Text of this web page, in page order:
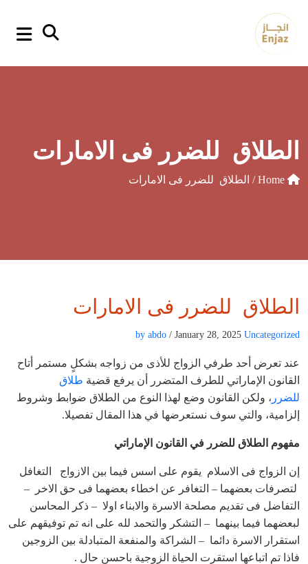
الطلاق للضرر فى الامارات
/ الطلاق للضرر فى الامارات
الطلاق للضرر فى الامارات
by abdo / January 28, 2025 Uncategorized
عند تعرض أحد طرفي الزواج للأذى من زواجه بشكلٍ مستمر أتاح
القانون الإماراتي للطرف المتضرر أن يرفع قضية طلاق
للضرر ، ولكن القانون وضع لهذا النوع من الطلاق ضوابط وشروط
إلزامية، والتي سوف نستعرضها في هذا المقال تفصيلا.
مفهوم الطلاق للضرر في القانون الإماراتي
إن الزواج فى الاسلام يقوم على اسس فيما بين الازواج التغافل
لتصرفات بعضهما – التغافر عن اخطاء بعضهما فى حق الاخر –
التفاضل فى تقديم مصلحة الاسرة والابناء اولا – ذكر المحاسن
لبعضهما فيما بينهما – التشكر والتحمد لله على انه تم توفيقهم على
استقرار الاسرة دائما – الشراكة والمنفعة المتبادلة بين الزوجين
فاذا تم اتباعها استقرت الحياة الزوجية باحسن حال .